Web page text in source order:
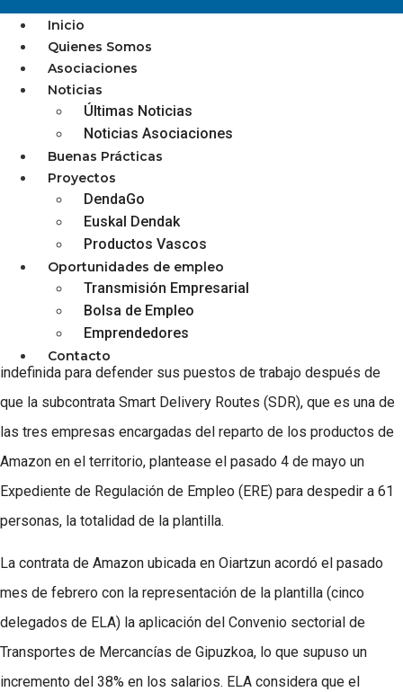
Inicio
Quienes Somos
Asociaciones
Noticias
Últimas Noticias
Noticias Asociaciones
Buenas Prácticas
Proyectos
DendaGo
Euskal Dendak
Productos Vascos
Oportunidades de empleo
Transmisión Empresarial
Bolsa de Empleo
Emprendedores
Contacto
Repartidores de Amazon en
Gipuzkoa, en huelga
indefinida
diciembre 3, 2025
Repartidores de Amazon Gipuzkoa han arrancado una huelga
indefinida para defender sus puestos de trabajo después de
que la subcontrata Smart Delivery Routes (SDR), que es una de
las tres empresas encargadas del reparto de los productos de
Amazon en el territorio, plantease el pasado 4 de mayo un
Expediente de Regulación de Empleo (ERE) para despedir a 61
personas, la totalidad de la plantilla.
La contrata de Amazon ubicada en Oiartzun acordó el pasado
mes de febrero con la representación de la plantilla (cinco
delegados de ELA) la aplicación del Convenio sectorial de
Transportes de Mercancías de Gipuzkoa, lo que supuso un
incremento del 38% en los salarios. ELA considera que el